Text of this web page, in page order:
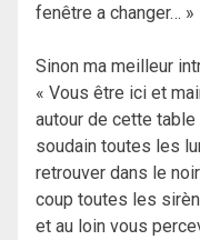
fenêtre a changer… »
Sinon ma meilleur
« Vous être ici et
autour de cette table
soudain toutes les
retrouver dans le
coup toutes les
et au loin vous